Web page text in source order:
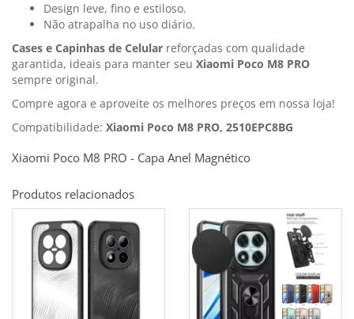
Design leve, fino e estiloso.
Não atrapalha no uso diário.
Cases e Capinhas de Celular reforçadas com qualidade
garantida, ideais para manter seu Xiaomi Poco M8 PRO
sempre original.
Compre agora e aproveite os melhores preços em nossa loja!
Compatibilidade: Xiaomi Poco M8 PRO, 2510EPC8BG
Xiaomi Poco M8 PRO - Capa Anel Magnético
Produtos relacionados